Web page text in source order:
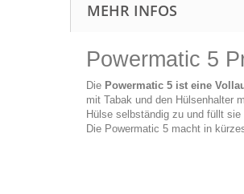
MEHR INFOS
Powermatic 5
Die Powermatic 5 ist eine
mit Tabak und den Hülsenhalter
Hülse selbständig zu und füllt
Die Powermatic 5 macht in